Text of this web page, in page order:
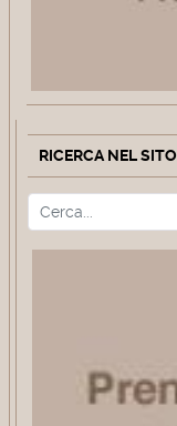
RICERCA NEL SITO
Cerca